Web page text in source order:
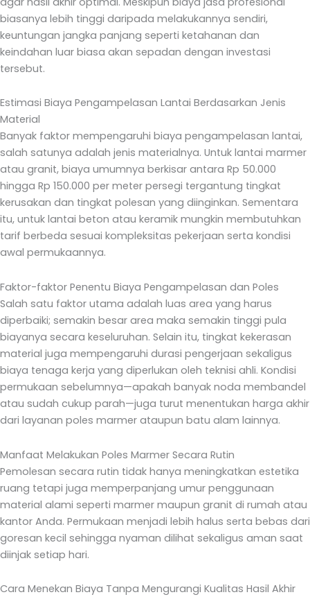
biasanya lebih tinggi daripada melakukannya sendiri,
keuntungan jangka panjang seperti ketahanan dan
keindahan luar biasa akan sepadan dengan investasi
tersebut.
Estimasi Biaya Pengampelasan Lantai Berdasarkan Jenis
Material
Banyak faktor mempengaruhi biaya pengampelasan lantai,
salah satunya adalah jenis materialnya. Untuk lantai marmer
atau granit, biaya umumnya berkisar antara Rp 50.000
hingga Rp 150.000 per meter persegi tergantung tingkat
kerusakan dan tingkat polesan yang diinginkan. Sementara
itu, untuk lantai beton atau keramik mungkin membutuhkan
tarif berbeda sesuai kompleksitas pekerjaan serta kondisi
awal permukaannya.
Faktor-faktor Penentu Biaya Pengampelasan dan Poles
Salah satu faktor utama adalah luas area yang harus
diperbaiki; semakin besar area maka semakin tinggi pula
biayanya secara keseluruhan. Selain itu, tingkat kekerasan
material juga mempengaruhi durasi pengerjaan sekaligus
biaya tenaga kerja yang diperlukan oleh teknisi ahli. Kondisi
permukaan sebelumnya—apakah banyak noda membandel
atau sudah cukup parah—juga turut menentukan harga akhir
dari layanan poles marmer ataupun batu alam lainnya.
Manfaat Melakukan Poles Marmer Secara Rutin
Pemolesan secara rutin tidak hanya meningkatkan estetika
ruang tetapi juga memperpanjang umur penggunaan
material alami seperti marmer maupun granit di rumah atau
kantor Anda. Permukaan menjadi lebih halus serta bebas dari
goresan kecil sehingga nyaman dilihat sekaligus aman saat
diinjak setiap hari.
Cara Menekan Biaya Tanpa Mengurangi Kualitas Hasil Akhir